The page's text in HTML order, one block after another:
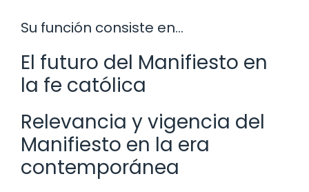
Su función consiste en…
El futuro del Manifiesto en
la fe católica
Relevancia y vigencia del
Manifiesto en la era
contemporánea